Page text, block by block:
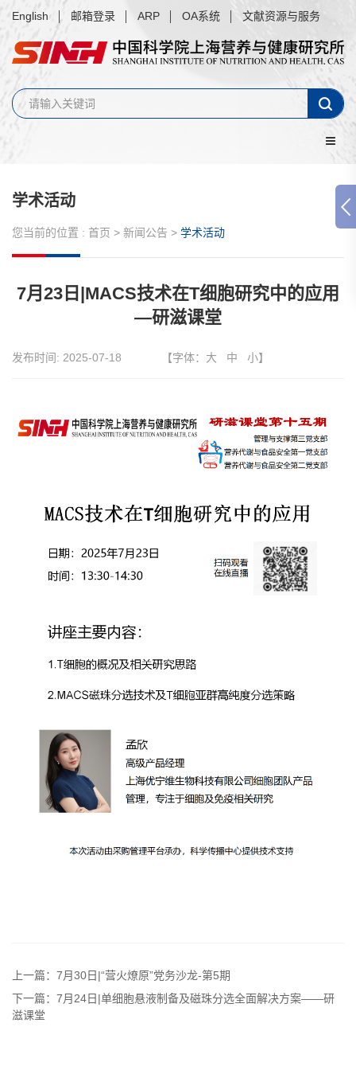
English 邮箱登录 ARP OA系统 文献资源与服务
学术活动
您当前的位置 : 首页 > 新闻公告 > 学术活动
7月23日|MACS技术在T细胞研究中的应用
—研滋课堂
发布时间: 2025-07-18 【字体： 大 中 小】
上一篇：7月30日|“营火燎原”党务沙龙-第5期
下一篇：7月24日|单细胞悬液制备及磁珠分选全面解决方案——研
滋课堂